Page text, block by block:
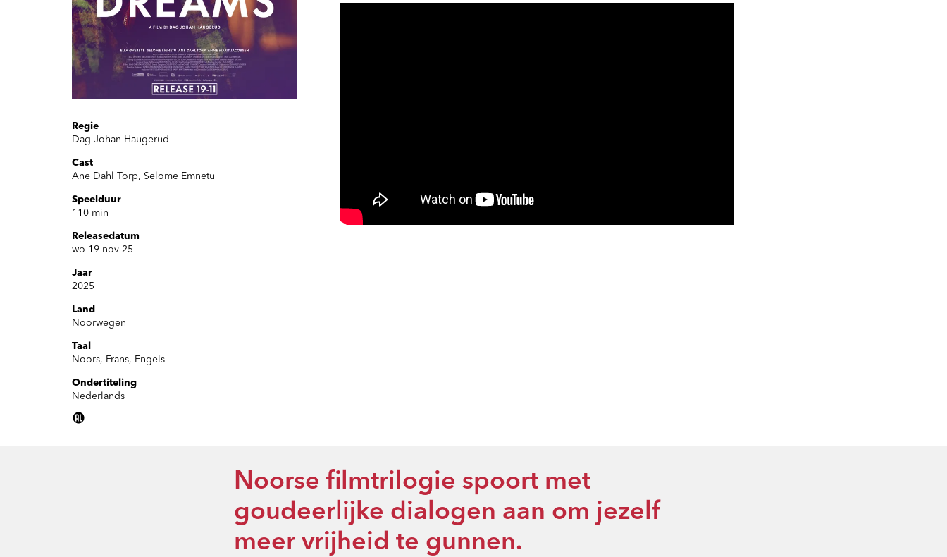
Regie
Dag Johan Haugerud
Cast
Ane Dahl Torp, Selome Emnetu
Speelduur
110 min
Releasedatum
wo 19 nov 25
Jaar
2025
Land
Noorwegen
Taal
Noors, Frans, Engels
Ondertiteling
Nederlands
Noorse filmtrilogie spoort met
goudeerlijke dialogen aan om jezelf
meer vrijheid te gunnen.
Inzoomen